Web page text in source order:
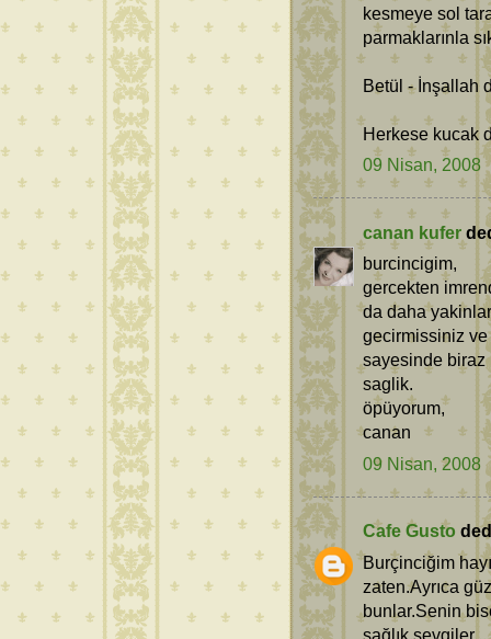
kesmeye sol
parmaklarınla
Betül - İnşallah
Herkese kucak
09 Nisan, 2008
canan kufer
burcincigim,
gercekten
da daha
gecirmissiniz
sayesinde
saglik.
öpüyorum,
canan
09 Nisan, 2008
Cafe Gusto
Burçinciğim
zaten.Ayrıca
bunlar.Senin
sağlık.sevgiler...